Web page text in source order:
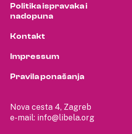
Nova cesta 4, Zagreb
e-mail: info@libela.org
Politika ispravaka i
nadopuna
Kontakt
Impressum
Pravila ponašanja